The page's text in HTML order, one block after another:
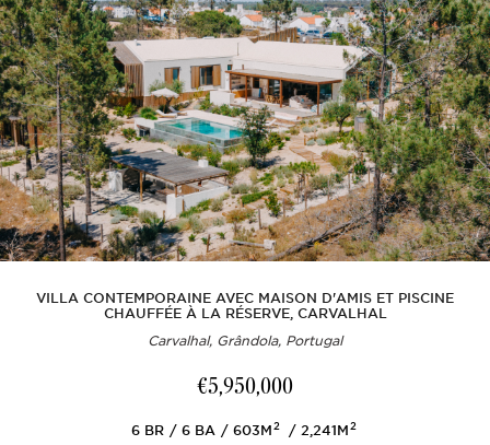
VILLA CONTEMPORAINE AVEC MAISON D'AMIS ET PISCINE
CHAUFFÉE À LA RÉSERVE, CARVALHAL
Carvalhal, Grândola, Portugal
€5,950,000
6BR 6BA 603M2 2,241M2